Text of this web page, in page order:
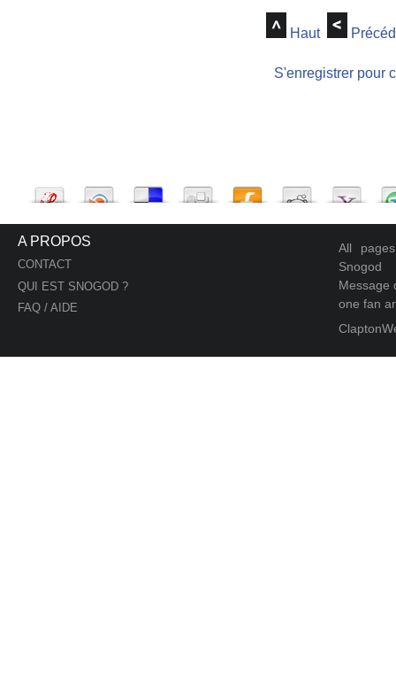
Haut
S'enregistrer pour
A PROPOS
CONTACT
QUI EST SNOGOD ?
FAQ / AIDE
All
Snogod
Message
one fan